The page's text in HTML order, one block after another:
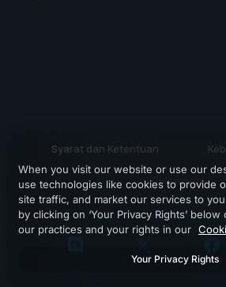
Syarat dan Ketentuan
Dukungan
When you visit our website or use our
use technologies like cookies to provide
site traffic, and market our services to
by clicking on ‘Your Privacy Rights’
our practices and your rights in our
Your Privacy Rights